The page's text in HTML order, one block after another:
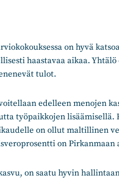
on hyvä
haastavaa aikaa.
tulot.
edelleen menojen
työpaikkojen lisäämisellä.
on ollut maltillinen
on Pirkanmaan
on saatu hyvin